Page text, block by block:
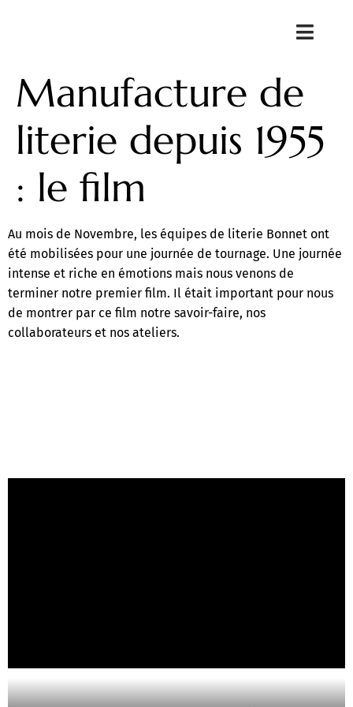
Manufacture de
literie depuis 1955
: le film
Au mois de Novembre, les équipes de literie Bonnet ont
été mobilisées pour une journée de tournage. Une journée
intense et riche en émotions mais nous venons de
terminer notre premier film. Il était important pour nous
de montrer par ce film notre savoir-faire, nos
collaborateurs et nos ateliers.